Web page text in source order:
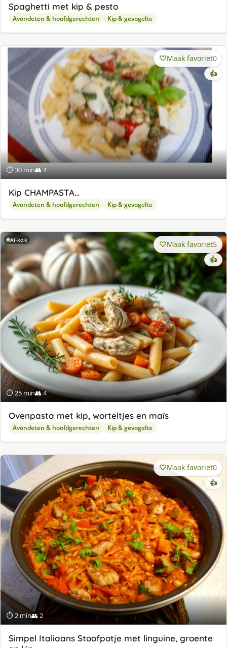
Spaghetti met kip & pesto
Avondeten & hoofdgerechten Kip & gevogelte
⏱ 30 min👥 4
Maak favoriet0
👍
Kip CHAMPASTA…
Avondeten & hoofdgerechten Kip & gevogelte
AI-kok
⏱ 25 min👥 4
Maak favoriet5
👍
Ovenpasta met kip, worteltjes en maïs
Avondeten & hoofdgerechten Kip & gevogelte
⏱ 2 min👥 2
Maak favoriet0
👍
Simpel Italiaans Stoofpotje met linguine, groente